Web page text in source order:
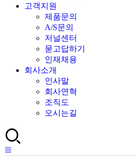
고객지원
제품문의
A/S문의
저널센터
묻고답하기
인재채용
회사소개
인사말
회사연혁
조직도
오시는길